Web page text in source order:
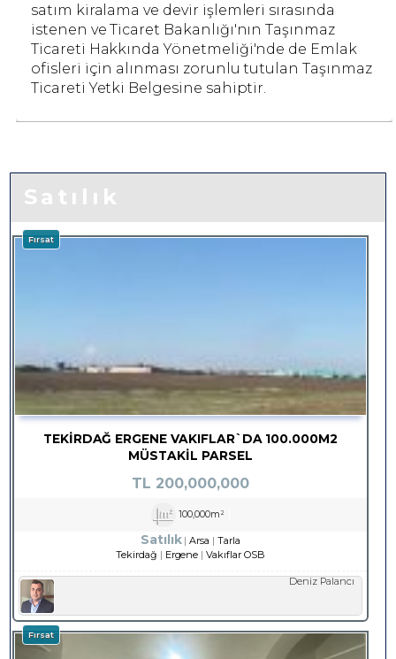
satım kiralama ve devir işlemleri sırasında
istenen ve Ticaret Bakanlığı'nın Taşınmaz
Ticareti Hakkında Yönetmeliği'nde de Emlak
ofisleri için alınması zorunlu tutulan Taşınmaz
Ticareti Yetki Belgesine sahiptir.
Satılık
Fırsat
TEKIRDAĞ ERGENE VAKIFLAR`DA 100.000M2
MÜSTAKIL PARSEL
TL 200,000,000
100,000m²
Satılık Arsa
Tarla
Tekirdağ
Ergene Vakıflar OSB
Deniz Palancı
Fırsat